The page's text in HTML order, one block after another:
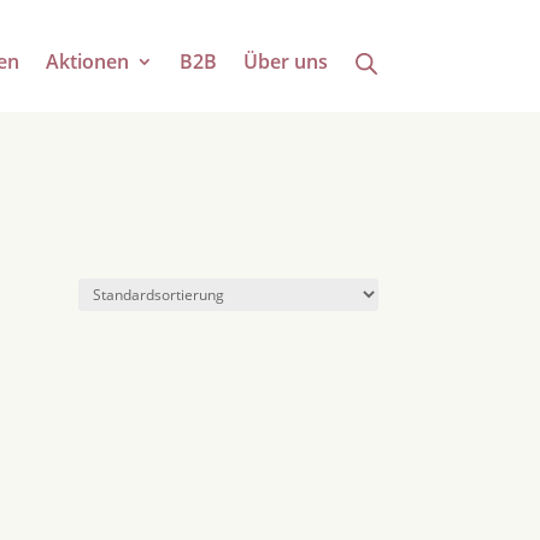
Aktionen B2B Über uns